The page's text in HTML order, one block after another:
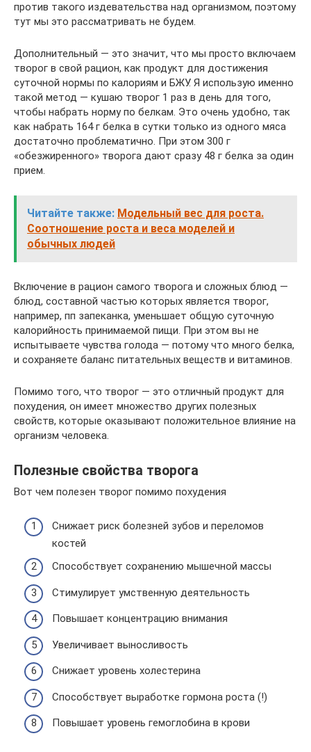
против такого издевательства над организмом, поэтому
тут мы это рассматривать не будем.
Дополнительный — это значит, что мы просто включаем
творог в свой рацион, как продукт для достижения
суточной нормы по калориям и БЖУ. Я использую именно
такой метод — кушаю творог 1 раз в день для того,
чтобы набрать норму по белкам. Это очень удобно, так
как набрать 164 г белка в сутки только из одного мяса
достаточно проблематично. При этом 300 г
«обезжиренного» творога дают сразу 48 г белка за один
прием.
Читайте также: Модельный вес для роста.
Соотношение роста и веса моделей и
обычных людей
Включение в рацион самого творога и сложных блюд —
блюд, составной частью которых является творог,
например, пп запеканка, уменьшает общую суточную
калорийность принимаемой пищи. При этом вы не
испытываете чувства голода — потому что много белка,
и сохраняете баланс питательных веществ и витаминов.
Помимо того, что творог — это отличный продукт для
похудения, он имеет множество других полезных
свойств, которые оказывают положительное влияние на
организм человека.
Полезные свойства творога
Вот чем полезен творог помимо похудения
Снижает риск болезней зубов и переломов
костей
Способствует сохранению мышечной массы
Стимулирует умственную деятельность
Повышает концентрацию внимания
Увеличивает выносливость
Снижает уровень холестерина
Способствует выработке гормона роста (!)
Повышает уровень гемоглобина в крови